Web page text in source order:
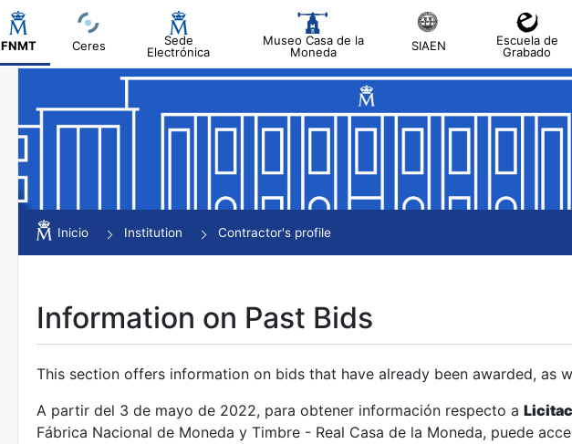
FNMT Ceres
Sede
Electrónica
Museo Casa de la
Moneda
SIAEN
Escuela de
Grabado
Show/Hide
Inicio Institution Contractor's profile
Information on Past Bids
This section offers information on bids that have already been awarded, as
A partir del 3 de mayo de 2022, para obtener información respecto a
Fábrica Nacional de Moneda y Timbre - Real Casa de la Moneda, puede